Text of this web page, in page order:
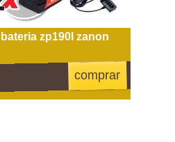
zp190l zanon
comprar